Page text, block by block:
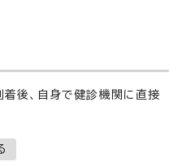
着後、自身で健診機関に直接